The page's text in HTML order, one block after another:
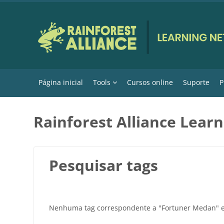
Página inicial Tools Cursos online Suporte
Rainforest Alliance
Pesquisar tags
Nenhuma tag correspondente a "Fortuner Medan"